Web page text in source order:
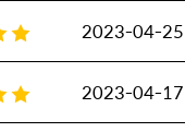
2023-04-25
2023-04-17